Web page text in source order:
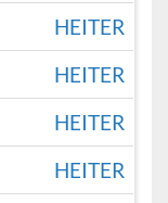
HEITER
HEITER
HEITER
HEITER